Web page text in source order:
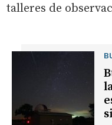
talleres de